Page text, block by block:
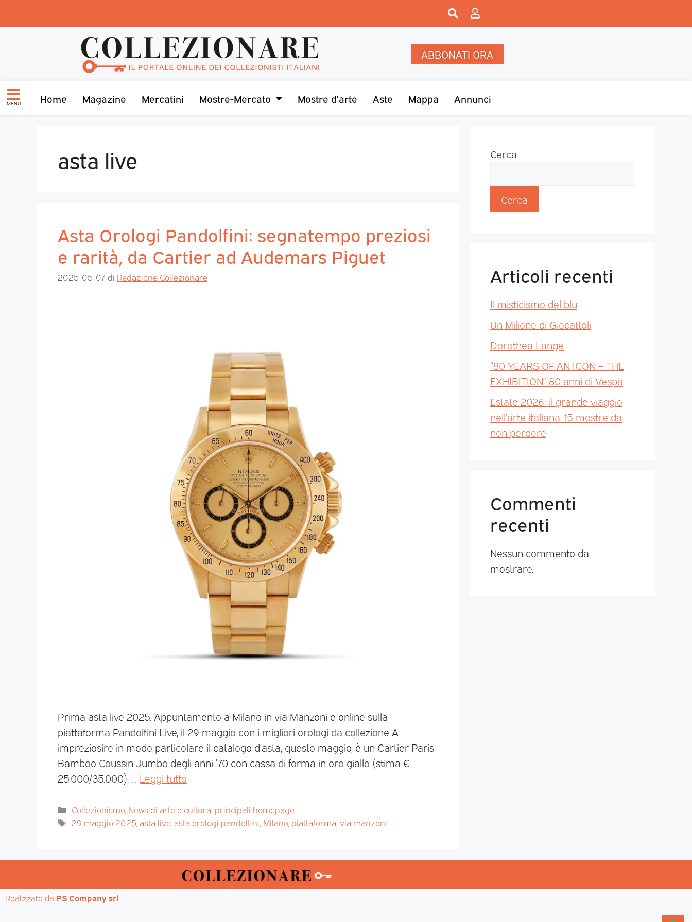
ABBONATI ORA
MENU Home Magazine Mercatini Mostre-Mercato Mostre d’arte Aste Mappa Annunci
asta live
Asta Orologi Pandolfini: segnatempo preziosi
e rarità, da Cartier ad Audemars Piguet
2025-05-07 di Redazione Collezionare
Prima asta live 2025. Appuntamento a Milano in via Manzoni e online sulla
piattaforma Pandolfini Live, il 29 maggio con i migliori orologi da collezione A
impreziosire in modo particolare il catalogo d’asta, questo maggio, è un Cartier Paris
Bamboo Coussin Jumbo degli anni ’70 con cassa di forma in oro giallo (stima €
25.000/35.000). … Leggi tutto
Collezionismo, News di arte e cultura principali homepage
29 maggio 2025, asta live, asta orologi pandolfini Milano, piattaforma ,via manzoni
Cerca
Cerca
Articoli recenti
Il misticismo del blu
Un Milione di Giocattoli
Dorothea Lange
“80 YEARS OF AN ICON – THE
EXHIBITION” 80 anni di Vespa
Estate 2026: il grande viaggio
nell’arte italiana. 15 mostre da
non perdere
Commenti
recenti
Nessun commento da
mostrare.
Realizzato da PS Company srl